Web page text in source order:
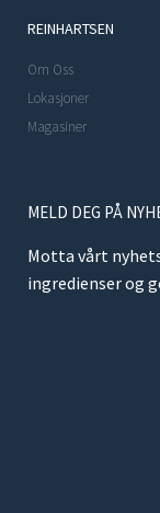
REINHARTSEN
Om Oss
Lokasjoner
Magasiner
MELD DEG PÅ
Motta vårt
ingredienser og